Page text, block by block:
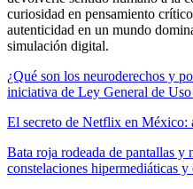
curiosidad en pensamiento
autenticidad en un mundo
simulación digital.
¿Qué son los neuroderechos y
iniciativa de Ley General de
El secreto de Netflix en México:
Bata roja rodeada de pantallas y
constelaciones hipermediáticas